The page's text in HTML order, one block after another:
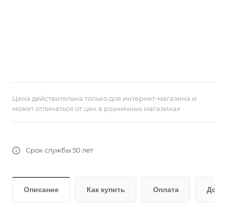
Цена действительна только для интернет-магазина и
может отличаться от цен в розничных магазинах
Срок службы 50 лет
Описание Как купить Оплата